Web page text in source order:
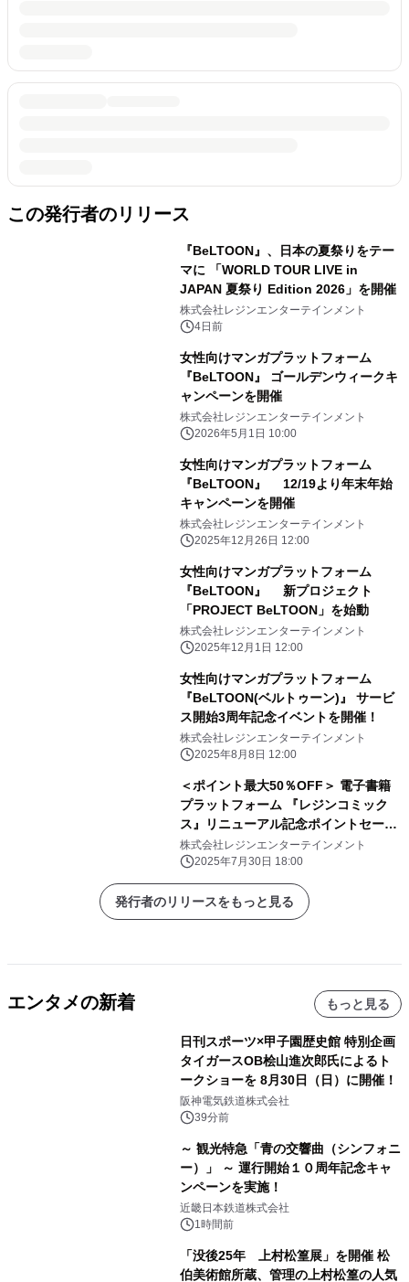
この発行者のリリース
『BeLTOON』、日本の夏祭りをテー
マに 「WORLD TOUR LIVE in
JAPAN 夏祭り Edition 2026」を開催
株式会社レジンエンターテインメント
4日前
女性向けマンガプラットフォーム
『BeLTOON』 ゴールデンウィークキ
ャンペーンを開催
株式会社レジンエンターテインメント
2026年5月1日 10:00
女性向けマンガプラットフォーム
『BeLTOON』 12/19より年末年始
キャンペーンを開催
株式会社レジンエンターテインメント
2025年12月26日 12:00
女性向けマンガプラットフォーム
『BeLTOON』 新プロジェクト
「PROJECT BeLTOON」を始動
株式会社レジンエンターテインメント
2025年12月1日 12:00
女性向けマンガプラットフォーム
『BeLTOON(ベルトゥーン)』 サービ
ス開始3周年記念イベントを開催！
株式会社レジンエンターテインメント
2025年8月8日 12:00
＜ポイント最大50％OFF＞ 電子書籍
プラットフォーム 『レジンコミック
ス』リニューアル記念ポイントセール
開催 (2025年8月31日(日) 23:59まで)
株式会社レジンエンターテインメント
2025年7月30日 18:00
発行者のリリースをもっと見る
エンタメの新着 もっと見る
日刊スポーツ×甲子園歴史館 特別企画
タイガースOB桧山進次郎氏によるト
ークショーを 8月30日（日）に開催！
阪神電気鉄道株式会社
39分前
～ 観光特急「青の交響曲（シンフォニ
ー）」 ～ 運行開始１０周年記念キャ
ンペーンを実施！
近畿日本鉄道株式会社
1時間前
「没後25年 上村松篁展」を開催 松
伯美術館所蔵、管理の上村松篁の人気